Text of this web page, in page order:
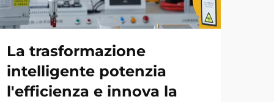
La trasformazione
intelligente potenzia
l'efficienza e innova la